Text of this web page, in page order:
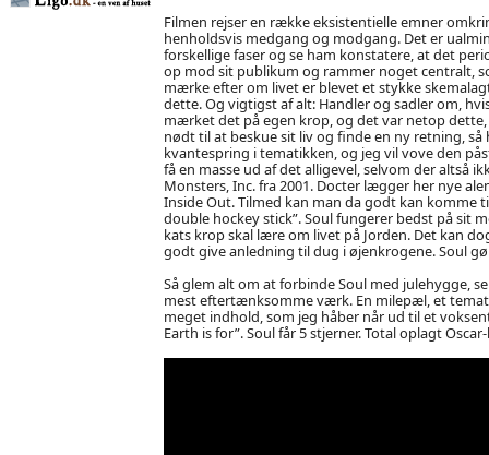
Filmen rejser en række eksistentielle emner
henholdsvis medgang og modgang. Det er
forskellige faser og se ham konstatere, at det
op mod sit publikum og rammer noget centralt,
mærke efter om livet er blevet et stykke
dette. Og vigtigst af alt: Handler og sadler om,
mærket det på egen krop, og det var netop
nødt til at beskue sit liv og finde en ny retning,
kvantespring i tematikken, og jeg vil vove den
få en masse ud af det alligevel, selvom der altså
Monsters, Inc. fra 2001. Docter lægger her nye
Inside Out. Tilmed kan man da godt kan komme
double hockey stick”. Soul fungerer bedst på sit
kats krop skal lære om livet på Jorden. Det kan
godt give anledning til dug i øjenkrogene. Soul
Så glem alt om at forbinde Soul med julehygge,
mest eftertænksomme værk. En milepæl, et
meget indhold, som jeg håber når ud til et
Earth is for”. Soul får 5 stjerner. Total oplagt